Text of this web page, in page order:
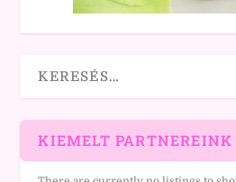
KIEMELT PARTNEREINK